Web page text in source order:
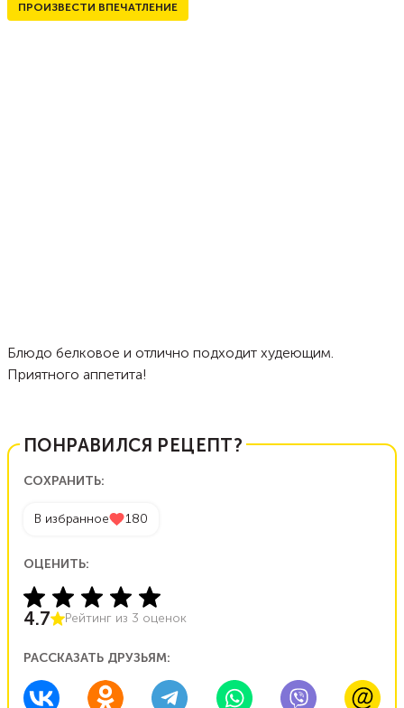
ПРОИЗВЕСТИ ВПЕЧАТЛЕНИЕ
Блюдо белковое и отлично подходит худеющим.
Приятного аппетита!
ПОНРАВИЛСЯ РЕЦЕПТ?
СОХРАНИТЬ:
В избранное 180
ОЦЕНИТЬ:
4.7 Рейтинг из 3 оценок
РАССКАЗАТЬ ДРУЗЬЯМ: